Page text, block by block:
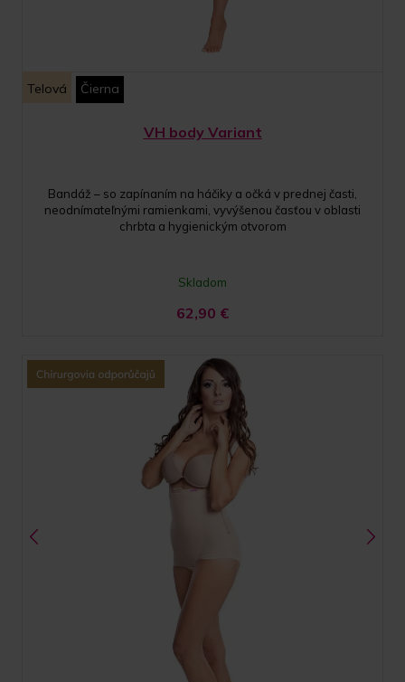
Telová Čierna
VH body Variant
Bandáž – so zapínaním na háčiky a očká v prednej časti,
neodnímateľnými ramienkami, vyvýšenou časťou v oblasti
chrbta a hygienickým otvorom
Skladom
62,90 €